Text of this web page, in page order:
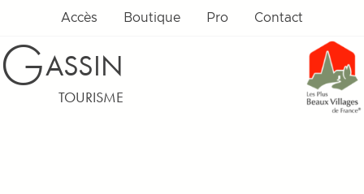
Accès Boutique Pro Contact
GASSIN
TOURISME